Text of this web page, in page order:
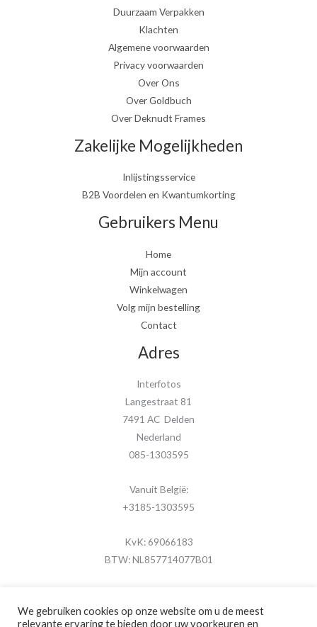
Duurzaam Verpakken
Klachten
Algemene voorwaarden
Privacy voorwaarden
Over Ons
Over Goldbuch
Over Deknudt Frames
Zakelijke Mogelijkheden
Inlijstingsservice
B2B Voordelen en Kwantumkorting
Gebruikers Menu
Home
Mijn account
Winkelwagen
Volg mijn bestelling
Contact
Adres
Interfotos
Langestraat 81
7491 AC Delden
Nederland
085-1303595
Vanuit België:
+3185-1303595
KvK: 69066183
BTW: NL857714077B01
We gebruiken cookies op onze website om u de meest
relevante ervaring te bieden door uw voorkeuren en